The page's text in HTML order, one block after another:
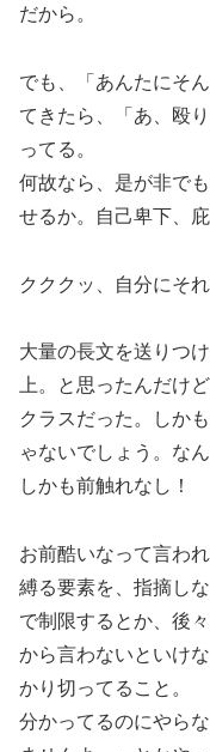
だから。
でも、「あんたにそ
てきたら、「あ、殴
ってる。
何故なら、是が非で
せるか。自己卑下、
クククッ、自分にそ
大量の長文を送りつ
上。と思ったんだけ
クラスだった。しか
ゃないでしょう。な
しかも前触れなし！
お前酷いなって言わ
縛る要素を、指摘し
で制限するとか、後
から言わないといけ
かり切ってること。
分かってるのにやら